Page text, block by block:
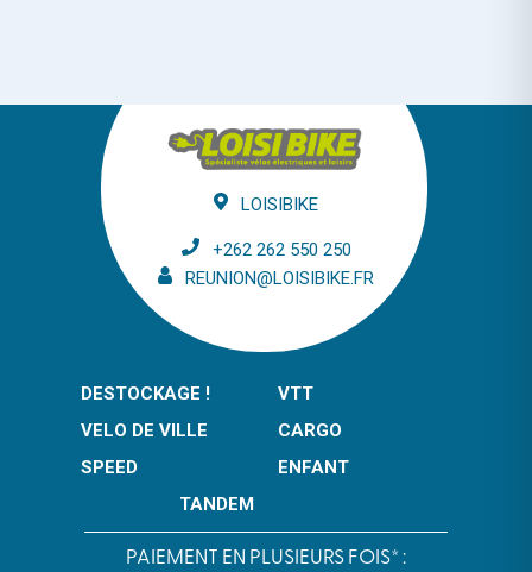
LOISIBIKE
+262 262 550 250
REUNION@LOISIBIKE.FR
DESTOCKAGE !
VTT
VELO DE VILLE
CARGO
SPEED
ENFANT
TANDEM
PAIEMENT EN PLUSIEURS FOIS* :